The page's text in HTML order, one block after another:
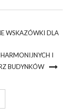
WSKAZÓWKI DLA
I
BUDYNKÓW